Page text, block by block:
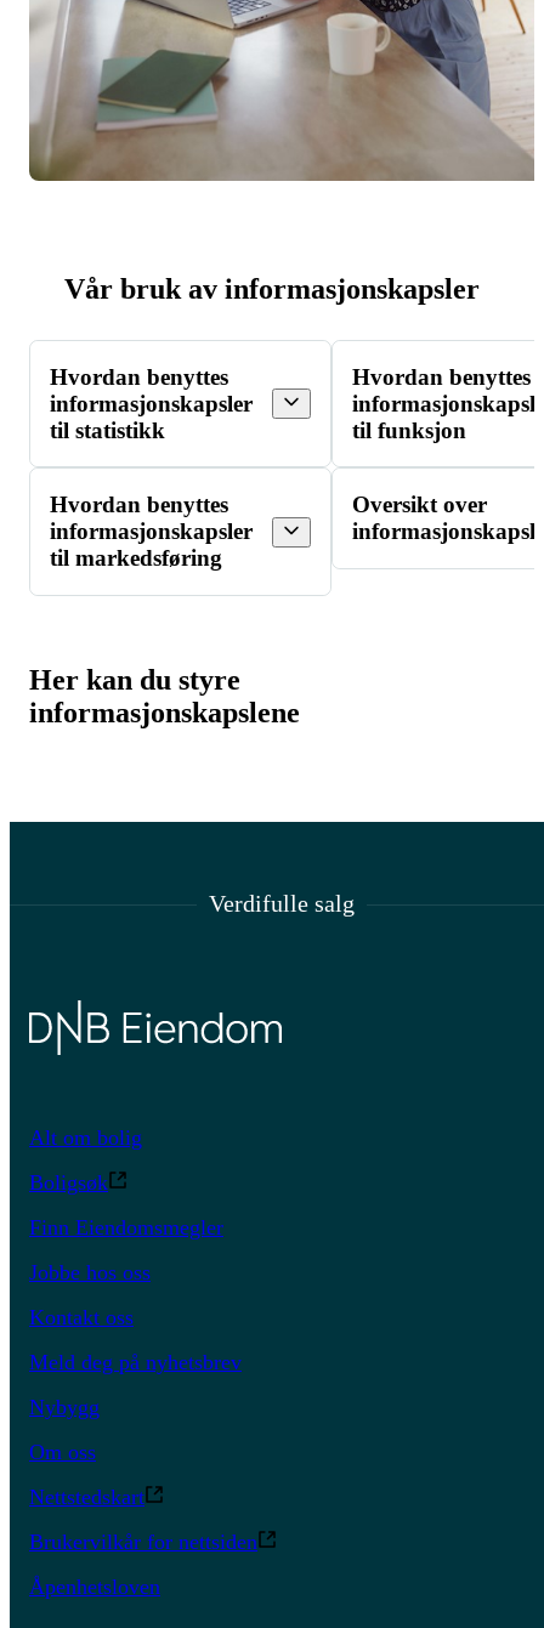
Vår bruk av informasjonskapsler
Hvordan benyttes
informasjonskapsler
til statistikk
Hvordan benyttes
informasjonskapsler
til markedsføring
Hvordan benyttes
til funksjon
Oversikt over
Her kan du styre
informasjonskapslene
Verdifulle salg
Alt om bolig
Boligsøk
Finn Eiendomsmegler
Jobbe hos oss
Kontakt oss
Meld deg på nyhetsbrev
Nybygg
Om oss
Nettstedskart
Brukervilkår for nettsiden
Åpenhetsloven